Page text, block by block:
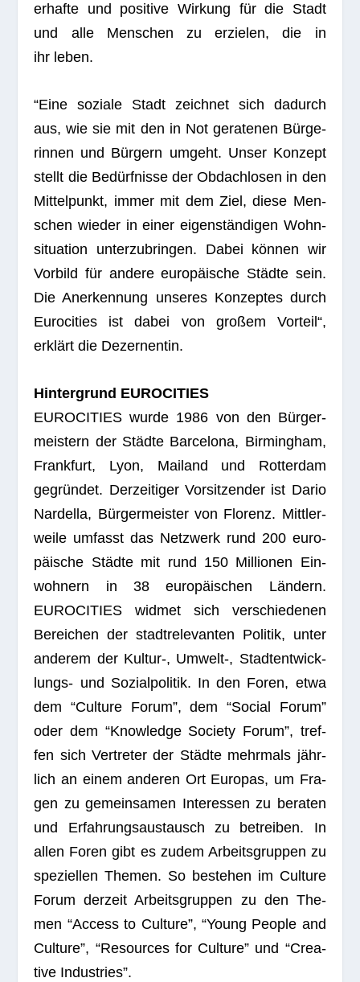
er­hafte und posi­tive Wir­kung für die Stadt
und alle Men­schen zu erzie­len, die in
ihr leben.
“Eine soziale Stadt zeich­net sich dadurch
aus, wie sie mit den in Not gera­te­nen Bür­ge­
rin­nen und Bür­gern umgeht. Unser Kon­zept
stellt die Bedürf­nisse der Obdach­lo­sen in den
Mit­tel­punkt, immer mit dem Ziel, diese Men­
schen wie­der in einer eigen­stän­di­gen Wohn­
si­tua­tion unter­zu­brin­gen. Dabei kön­nen wir
Vor­bild für andere euro­päi­sche Städte sein.
Die Aner­ken­nung unse­res Kon­zep­tes durch
Euro­ci­ties ist dabei von gro­ßem Vor­teil“,
erklärt die Dezernentin.
Hin­ter­grund EUROCITIES
EUROCITIES wurde 1986 von den Bür­ger­
meis­tern der Städte Bar­ce­lona, Bir­ming­ham,
Frank­furt, Lyon, Mai­land und Rot­ter­dam
gegrün­det. Der­zei­ti­ger Vor­sit­zen­der ist Dario
Nar­della, Bür­ger­meis­ter von Flo­renz. Mitt­ler­
weile umfasst das Netz­werk rund 200 euro­
päi­sche Städte mit rund 150 Mil­lio­nen Ein­
woh­nern in 38 euro­päi­schen Län­dern.
EUROCITIES wid­met sich ver­schie­de­nen
Berei­chen der stadt­re­le­van­ten Poli­tik, unter
ande­rem der Kultur‑, Umwelt‑, Stadt­ent­wick­
lungs- und Sozi­al­po­li­tik. In den Foren, etwa
dem “Cul­ture Forum”, dem “Social Forum”
oder dem “Know­ledge Society Forum”, tref­
fen sich Ver­tre­ter der Städte mehr­mals jähr­
lich an einem ande­ren Ort Euro­pas, um Fra­
gen zu gemein­sa­men Inter­es­sen zu bera­ten
und Erfah­rungs­aus­tausch zu betrei­ben. In
allen Foren gibt es zudem Arbeits­grup­pen zu
spe­zi­el­len The­men. So bestehen im Cul­ture
Forum der­zeit Arbeits­grup­pen zu den The­
men “Access to Cul­ture”, “Young Peo­ple and
Cul­ture”, “Resour­ces for Cul­ture” und “Crea­
tive Industries”.